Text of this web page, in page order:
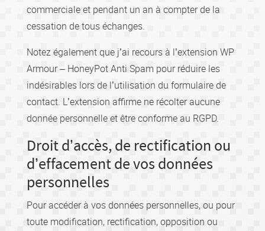
commerciale et pendant un an à compter de la
cessation de tous échanges.
Notez également que j’ai recours à l’extension WP
Armour – HoneyPot Anti Spam pour réduire les
indésirables lors de l’utilisation du formulaire de
contact. L’extension affirme ne récolter aucune
donnée personnelle et être conforme au RGPD.
Droit d’accès, de rectification ou
d’effacement de vos données
personnelles
Pour accéder à vos données personnelles, ou pour
toute modification, rectification, opposition ou